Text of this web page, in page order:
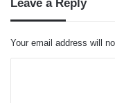
Leave a Reply
Your email address will